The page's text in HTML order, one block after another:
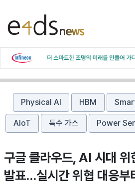
Physical AI HBM
AIoT 특수 가스 Power
구글 클라우드, AI 시대 위
발표…실시간 위협 대응부